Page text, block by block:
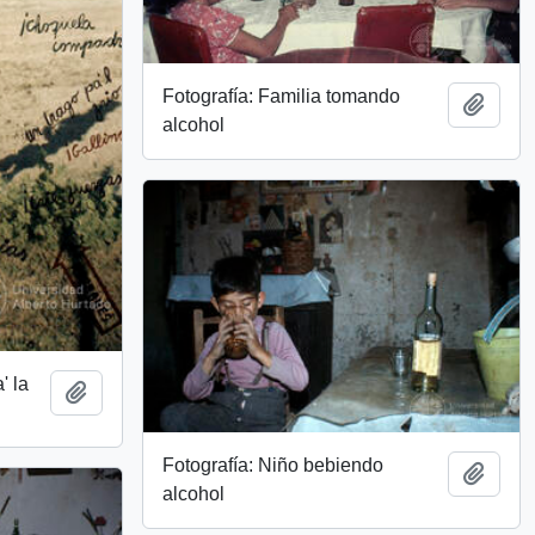
la
Add to clipboard
Fotografía: Familia tomando
alcohol
Add
Fotografía: Niño bebiendo
alcohol
Add